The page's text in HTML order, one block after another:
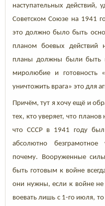
наступательных действий,
Советском Союзе на 1941
это должно было быть
планом боевых действий
планы должны были быть
миролюбие и готовность
уничтожить врага» это для
Причём, тут я хочу ещё и
тех, кто уверяет, что
что СССР в 1941 году
абсолютно
почему. Вооруженные
быть готовым к войне
они нужны, если к войне не
воевать лишь с 1-го июля,